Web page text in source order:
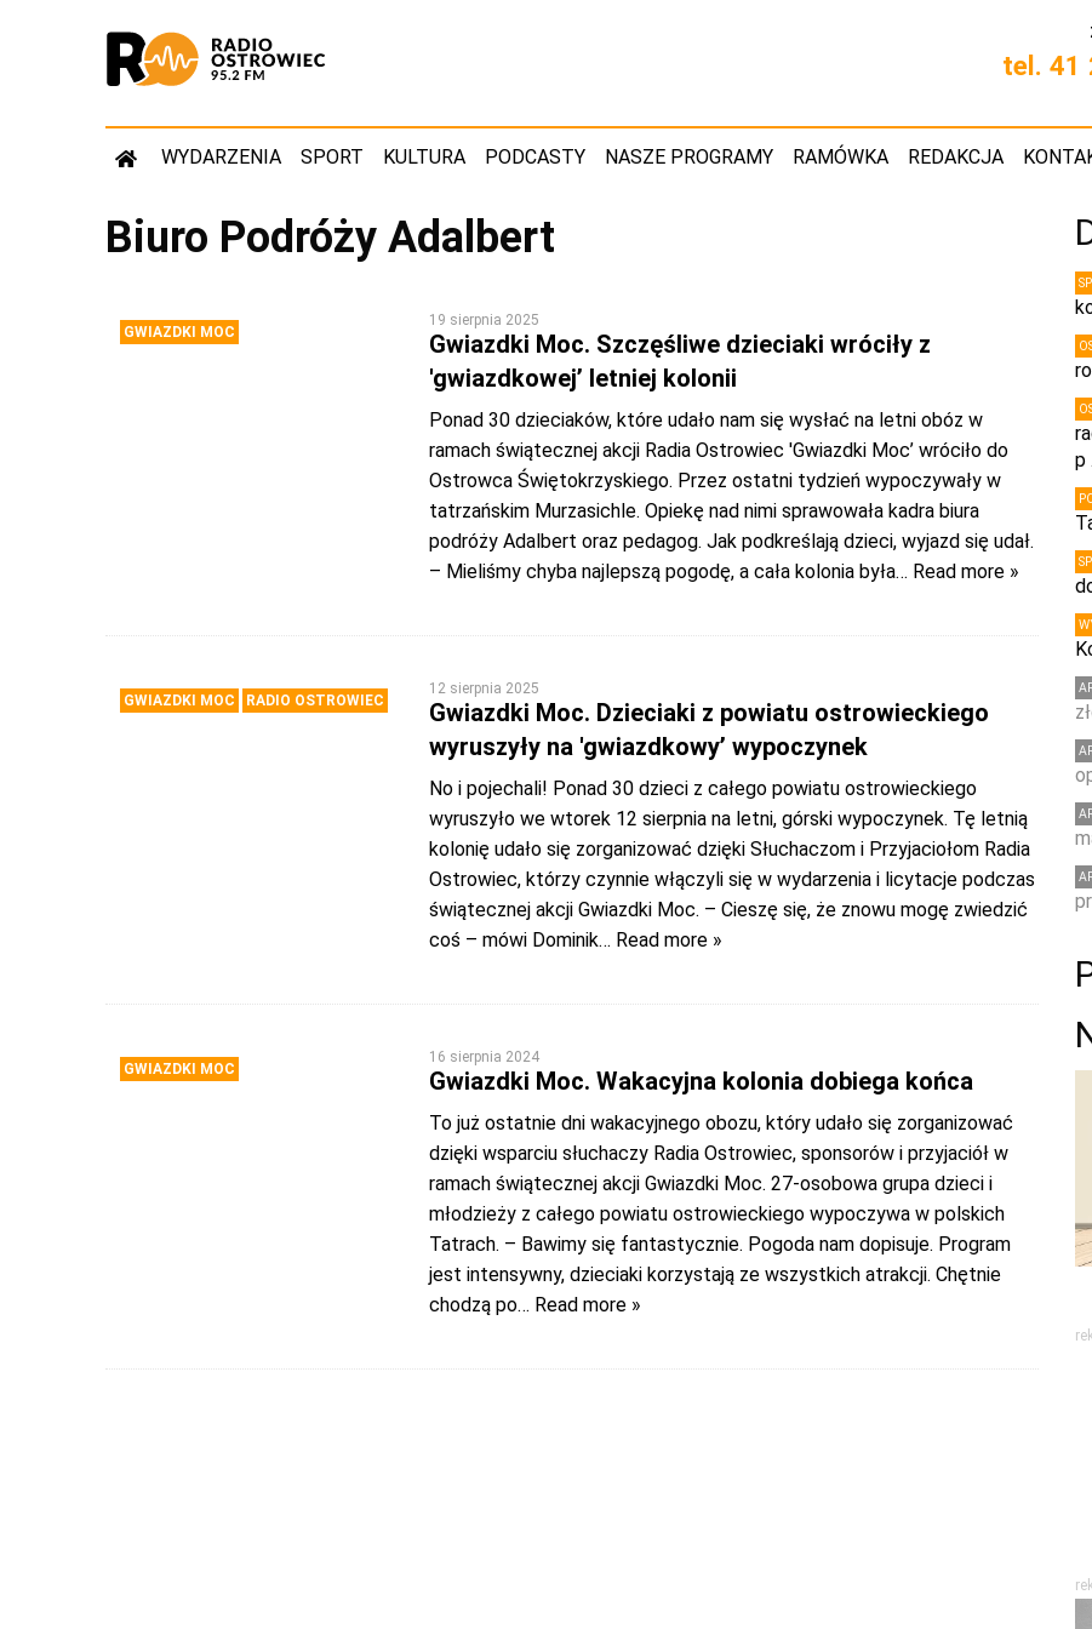
tel. 41
WYDARZENIA SPORT KULTURA PODCASTY NASZE PROGRAMY RAMÓWKA REDAKCJA
Biuro Podróży Adalbert
GWIAZDKI MOC
19 sierpnia 2025
Gwiazdki Moc. Szczęśliwe dzieciaki wróciły z
'gwiazdkowej’ letniej kolonii
Ponad 30 dzieciaków, które udało nam się wysłać na letni obóz w
ramach świątecznej akcji Radia Ostrowiec 'Gwiazdki Moc’ wróciło do
Ostrowca Świętokrzyskiego. Przez ostatni tydzień wypoczywały w
tatrzańskim Murzasichle. Opiekę nad nimi sprawowała kadra biura
podróży Adalbert oraz pedagog. Jak podkreślają dzieci, wyjazd się udał.
– Mieliśmy chyba najlepszą pogodę, a cała kolonia była… Read more »
GWIAZDKI MOC RADIO OSTROWIEC
12 sierpnia 2025
Gwiazdki Moc. Dzieciaki z powiatu ostrowieckiego
wyruszyły na 'gwiazdkowy’ wypoczynek
No i pojechali! Ponad 30 dzieci z całego powiatu ostrowieckiego
wyruszyło we wtorek 12 sierpnia na letni, górski wypoczynek. Tę letnią
kolonię udało się zorganizować dzięki Słuchaczom i Przyjaciołom Radia
Ostrowiec, którzy czynnie włączyli się w wydarzenia i licytacje podczas
świątecznej akcji Gwiazdki Moc. – Cieszę się, że znowu mogę zwiedzić
coś – mówi Dominik… Read more »
GWIAZDKI MOC
16 sierpnia 2024
Gwiazdki Moc. Wakacyjna kolonia dobiega końca
To już ostatnie dni wakacyjnego obozu, który udało się zorganizować
dzięki wsparciu słuchaczy Radia Ostrowiec, sponsorów i przyjaciół w
ramach świątecznej akcji Gwiazdki Moc. 27-osobowa grupa dzieci i
młodzieży z całego powiatu ostrowieckiego wypoczywa w polskich
Tatrach. – Bawimy się fantastycznie. Pogoda nam dopisuje. Program
jest intensywny, dzieciaki korzystają ze wszystkich atrakcji. Chętnie
chodzą po… Read more »
p